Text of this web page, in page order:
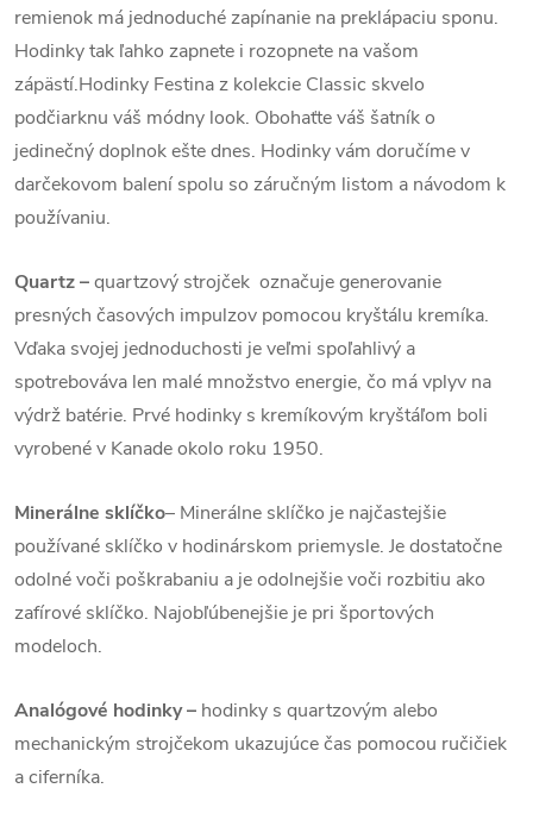
remienok má jednoduché zapínanie na preklápaciu sponu.
Hodinky tak ľahko zapnete i rozopnete na vašom
zápästí.Hodinky Festina z kolekcie Classic skvelo
podčiarknu váš módny look. Obohaťte váš šatník o
jedinečný doplnok ešte dnes. Hodinky vám doručíme v
darčekovom balení spolu so záručným listom a návodom k
používaniu.
Quartz–quartzový strojček označuje generovanie
presných časových impulzov pomocou kryštálu kremíka.
Vďaka svojej jednoduchosti je veľmi spoľahlivý a
spotrebováva len malé množstvo energie, čo má vplyv na
výdrž batérie. Prvé hodinky s kremíkovým kryštáľom boli
vyrobené v Kanade okolo roku 1950.
Minerálne sklíčko– Minerálne sklíčko je najčastejšie
používané sklíčko v hodinárskom priemysle. Je dostatočne
odolné voči poškrabaniu a je odolnejšie voči rozbitiu ako
zafírové sklíčko. Najobľúbenejšie je pri športových
modeloch.
Analógové hodinky – hodinky s quartzovým alebo
mechanickým strojčekom ukazujúce čas pomocou ručičiek
a ciferníka.